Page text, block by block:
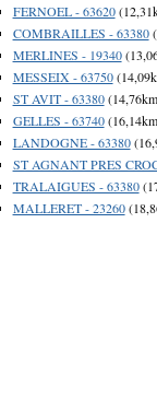
FERNOEL - 63620
COMBRAILLES - 63380
MERLINES - 19340
MESSEIX - 63750
ST AVIT - 63380
GELLES - 63740
LANDOGNE - 63380
ST AGNANT PRES
TRALAIGUES - 63380
MALLERET - 23260